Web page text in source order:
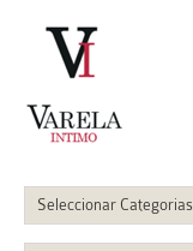
Seleccionar Categorias